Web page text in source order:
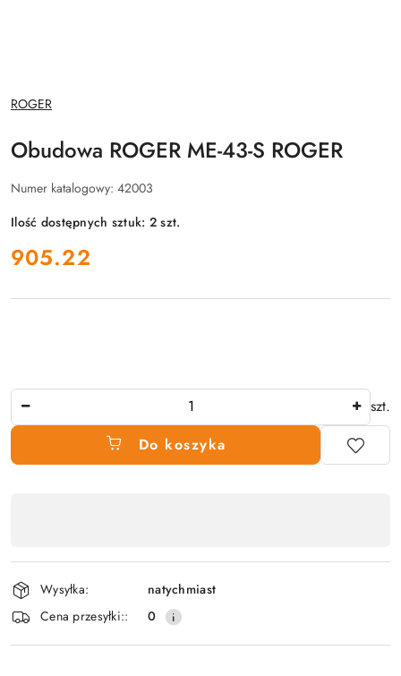
NAZWA
PRODUCENTA:
ROGER
Obudowa ROGER ME-43-S ROGER
Numer katalogowy: 42003
Ilość dostępnych sztuk: 2szt.
cena:
905.22
szt.
Do koszyka
,
płatność
i
dostawa
Wysyłka:
natychmiast
Cena przesyłki::
0